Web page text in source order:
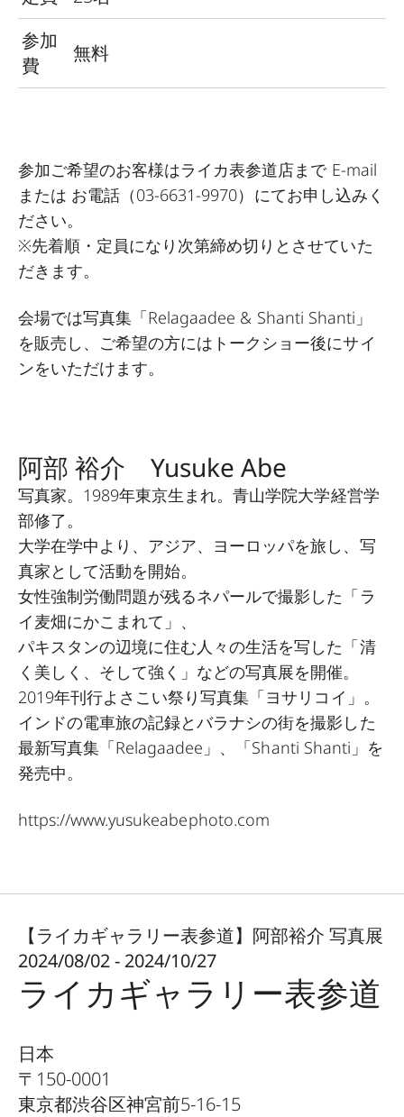
参加
費
無料
参加ご希望のお客様はライカ表参道店までE-mail
または お電話（03-6631-9970）にてお申し込みく
ださい。
※先着順・定員になり次第締め切りとさせていた
だきます。
会場では写真集「Relagaadee & Shanti Shanti」
を販売し、ご希望の方にはトークショー後にサイ
ンをいただけます。
阿部 裕介 Yusuke Abe
写真家。1989年東京生まれ。青山学院大学経営学
部修了。
大学在学中より、アジア、ヨーロッパを旅し、写
真家として活動を開始。
女性強制労働問題が残るネパールで撮影した「ラ
イ麦畑にかこまれて」、
パキスタンの辺境に住む人々の生活を写した「清
く美しく、そして強く」などの写真展を開催。
2019年刊行よさこい祭り写真集「ヨサリコイ」。
インドの電車旅の記録とバラナシの街を撮影した
最新写真集「Relagaadee」、「Shanti Shanti」を
発売中。
https://www.yusukeabephoto.com
【ライカギャラリー表参道】阿部裕介 写真展
2024/08/02 - 2024/10/27
ライカギャラリー表参道
日本
〒 150-0001
東京都渋谷区神宮前5-16-15